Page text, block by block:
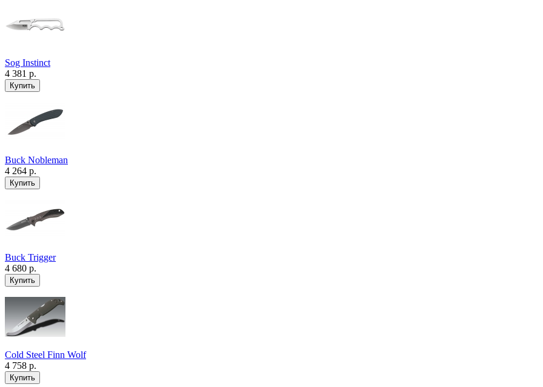
Sog Instinct
4 381 р.
Buck Nobleman
4 264 р.
Buck Trigger
4 680 р.
Cold Steel Finn Wolf
4 758 р.